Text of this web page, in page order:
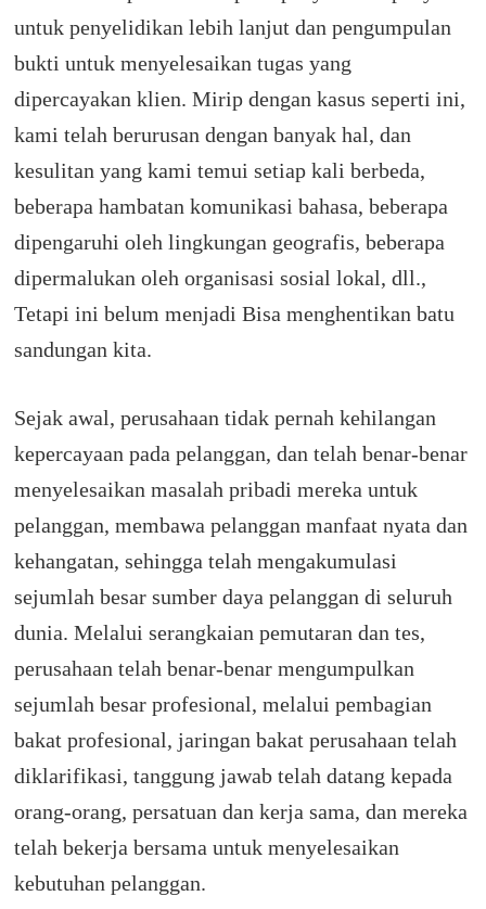
untuk penyelidikan lebih lanjut dan pengumpulan
bukti untuk menyelesaikan tugas yang
dipercayakan klien.Mirip dengan kasus seperti ini,
kami telah berurusan dengan banyak hal, dan
kesulitan yang kami temui setiap kali berbeda,
beberapa hambatan komunikasi bahasa, beberapa
dipengaruhi oleh lingkungan geografis, beberapa
dipermalukan oleh organisasi sosial lokal, dll.,
Tetapi ini belum menjadi Bisa menghentikan batu
sandungan kita.
Sejak awal, perusahaan tidak pernah kehilangan
kepercayaan pada pelanggan, dan telah benar-benar
menyelesaikan masalah pribadi mereka untuk
pelanggan, membawa pelanggan manfaat nyata dan
kehangatan, sehingga telah mengakumulasi
sejumlah besar sumber daya pelanggan di seluruh
dunia.Melalui serangkaian pemutaran dan tes,
perusahaan telah benar-benar mengumpulkan
sejumlah besar profesional, melalui pembagian
bakat profesional, jaringan bakat perusahaan telah
diklarifikasi, tanggung jawab telah datang kepada
orang-orang, persatuan dan kerja sama, dan mereka
telah bekerja bersama untuk menyelesaikan
kebutuhan pelanggan.